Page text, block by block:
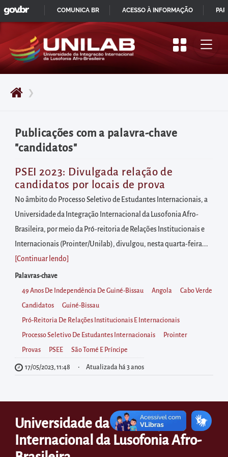
Pular
para
início
do
principal
Acessar
diretamente
o
menu
principal
Acessar
diretamente
à
área
para
realizar
buscas
internas
Acessar
diretamente
as
informações
rodapé
❯
Publicações com a palavra-chave
"candidatos"
PSEI 2023: Divulgada relação de
candidatos por locais de prova
No âmbito do Processo Seletivo de Estudantes Internacionais, a
Universidade da Integração Internacional da Lusofonia Afro-
Brasileira, por meio da Pró-reitoria de Relações Institucionais e
Internacionais (Prointer/Unilab), divulgou, nesta quarta-feira...
[Continuar lendo
Palavras-chave
49 Anos De Independência De Guiné-Bissau Angola Cabo Verde
Candidatos Guiné-Bissau
Pró-Reitoria De Relações Institucionais E Internacionais
Processo Seletivo De Estudantes Internacionais Prointer
Provas PSEE São Tomé E Príncipe
17/05/2023, 11:48 Atualizada há 3 anos
Universidade da Integração
Internacional da Lusofonia Afro-
IR
PARA
CONTEÚDO
GOVBR
COMUNICA BR ACESSO À INFORMAÇÃO